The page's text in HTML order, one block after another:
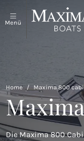
Menü
Schaluppen und
Alles anzeigen
Maxima 640
Maxima 680 sport
Maxima 700 sport
Über uns
Über uns
Home / Maxima 800
Die Maxima 800